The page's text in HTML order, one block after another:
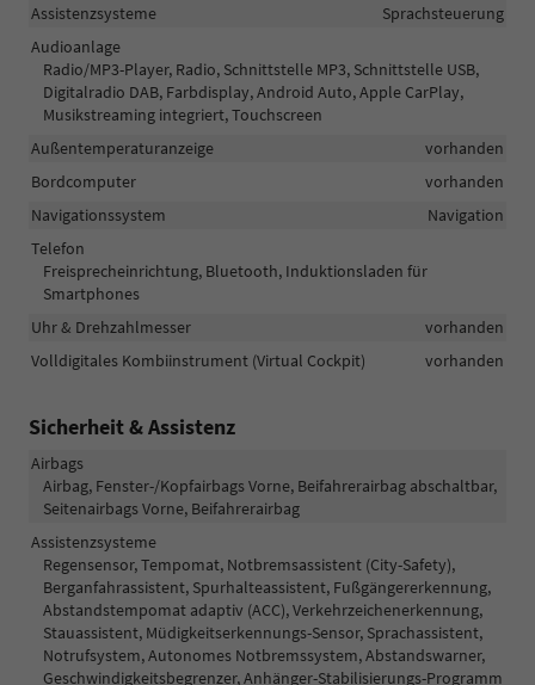
Assistenzsysteme
Sprachsteuerung
Audioanlage
Radio/MP3-Player, Radio, Schnittstelle MP3, Schnittstelle USB,
Digitalradio DAB, Farbdisplay, Android Auto, Apple CarPlay,
Musikstreaming integriert, Touchscreen
Außentemperaturanzeige
vorhanden
Bordcomputer
vorhanden
Navigationssystem
Navigation
Telefon
Freisprecheinrichtung, Bluetooth, Induktionsladen für
Smartphones
Uhr & Drehzahlmesser
vorhanden
Volldigitales Kombiinstrument (Virtual Cockpit)
vorhanden
Sicherheit & Assistenz
Airbags
Airbag, Fenster-/Kopfairbags Vorne, Beifahrerairbag abschaltbar,
Seitenairbags Vorne, Beifahrerairbag
Assistenzsysteme
Regensensor, Tempomat, Notbremsassistent (City-Safety),
Berganfahrassistent, Spurhalteassistent, Fußgängererkennung,
Abstandstempomat adaptiv (ACC), Verkehrzeichenerkennung,
Stauassistent, Müdigkeitserkennungs-Sensor, Sprachassistent,
Notrufsystem, Autonomes Notbremssystem, Abstandswarner,
Geschwindigkeitsbegrenzer, Anhänger-Stabilisierungs-Programm